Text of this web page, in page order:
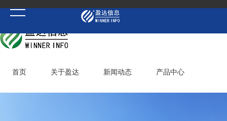
首页 关于盈达 新闻动态 产品中心